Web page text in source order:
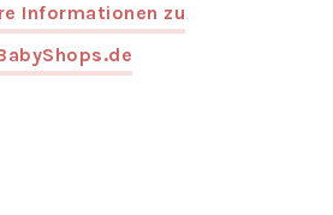
Informationen zu